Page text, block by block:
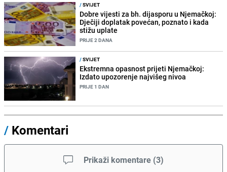
/SVIJET
Dobre vijesti za bh. dijasporu u Njemačkoj:
Dječiji doplatak povećan, poznato i kada
stižu uplate
PRIJE 2 DANA
/SVIJET
Ekstremna opasnost prijeti Njemačkoj:
Izdato upozorenje najvišeg nivoa
PRIJE 1 DAN
/ Komentari
Prikaži komentare (3)